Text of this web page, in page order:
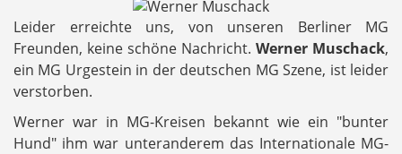
Leider erreichte uns, von unseren Berliner MG
Freunden, keine schöne Nachricht. Werner Muschack,
ein MG Urgestein in der deutschen MG Szene, ist leider
verstorben.
Werner war in MG-Kreisen bekannt wie ein "bunter
Hund" ihm war unteranderem das Internationale MG-